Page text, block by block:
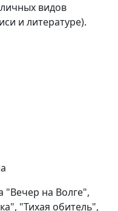
видов
и литературе).
"Вечер на Волге",
"Тихая обитель",